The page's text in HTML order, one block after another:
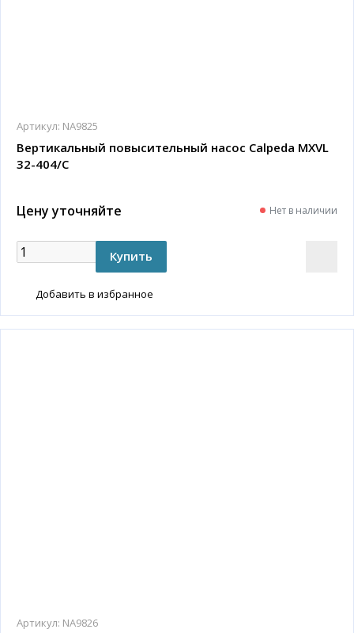
Артикул: NA9825
Вертикальный повысительный насос Calpeda MXVL
32-404/C
Цену уточняйте Нет в наличии
Добавить в избранное
Артикул: NA9826